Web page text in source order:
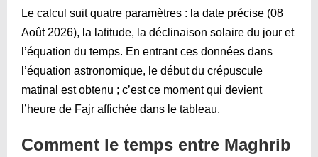
Le calcul suit quatre paramètres : la date précise (08
Août 2026), la latitude, la déclinaison solaire du jour et
l’équation du temps. En entrant ces données dans
l’équation astronomique, le début du crépuscule
matinal est obtenu ; c’est ce moment qui devient
l’heure de Fajr affichée dans le tableau.
Comment le temps entre Maghrib